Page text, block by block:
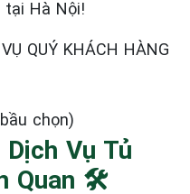
Hà Nội!
QUÝ KHÁCH HÀNG
chọn)
Vụ Tủ
Quan 🛠️